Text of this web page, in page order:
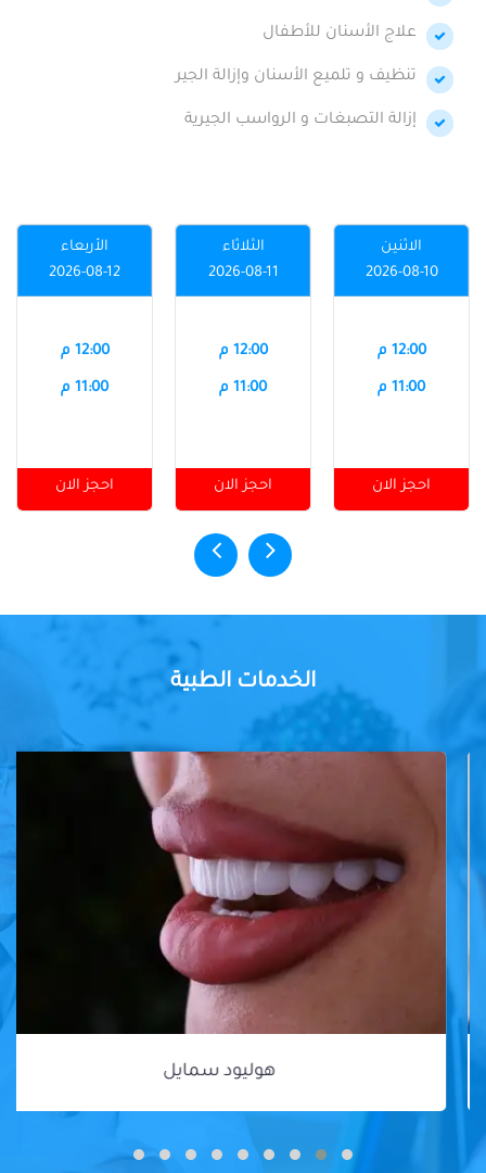
علاج الأسنان للأطفال
تنظيف و تلميع الأسنان وإزالة الجير
إزالة التصبغات و الرواسب الجيرية
الاثنين
2026-08-10
12:00 م
11:00 م
احجز الان
الثلاثاء
2026-08-11
12:00 م
11:00 م
احجز الان
الأربعاء
2026-08-12
12:00 م
11:00 م
احجز الان
الخدمات الطبية
هوليود سمايل